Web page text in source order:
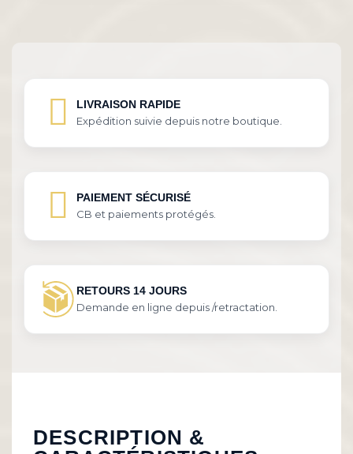
LIVRAISON RAPIDE
Expédition suivie depuis notre boutique.
PAIEMENT SÉCURISÉ
CB et paiements protégés.
RETOURS 14 JOURS
Demande en ligne depuis /retractation.
DESCRIPTION &